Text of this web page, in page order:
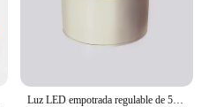
Luz LED empotrada regulable de 5W, 7W, 9W12W15W, grano de madera nórdica, foco de luz led de techo colorido, luz de decoración interior